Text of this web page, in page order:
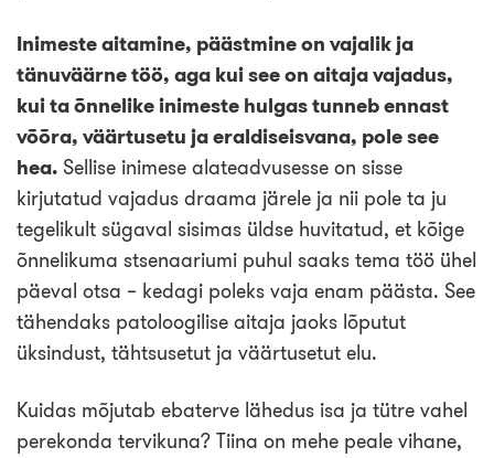
Inimeste aitamine, päästmine on vajalik ja
tänuväärne töö, aga kui see on aitaja vajadus,
kui ta õnnelike inimeste hulgas tunneb ennast
võõra, väärtusetu ja eraldiseisvana, pole see
hea. Sellise inimese alateadvusesse on sisse
kirjutatud vajadus draama järele ja nii pole ta ju
tegelikult sügaval sisimas üldse huvitatud, et kõige
õnnelikuma stsenaariumi puhul saaks tema töö ühel
päeval otsa – kedagi poleks vaja enam päästa. See
tähendaks patoloogilise aitaja jaoks lõputut
üksindust, tähtsusetut ja väärtusetut elu.
Kuidas mõjutab ebaterve lähedus isa ja tütre vahel
perekonda tervikuna? Tiina on mehe peale vihane,